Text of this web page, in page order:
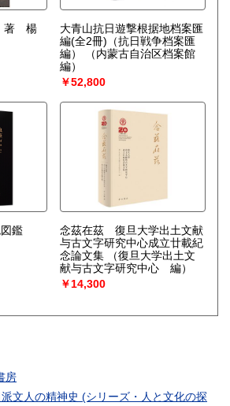
著 楊
大青山抗日遊撃根据地档案匯
編(全2冊)（抗日戦争档案匯
編）
（内蒙古自治区档案館
編）
￥52,800
鑑
念茲在茲 復旦大学出土文献
与古文字研究中心成立廿載紀
念論文集
（復旦大学出土文
献与古文字研究中心 編）
￥14,300
房
文人の精神史 (シリーズ・人と文化の探